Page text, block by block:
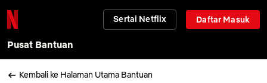
Sertai Netflix Daftar Masuk
Pusat Bantuan
Kembali ke Halaman Utama Bantuan